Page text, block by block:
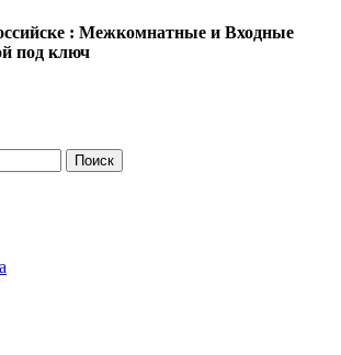
: Межкомнатные и Входные
под ключ
Поиск